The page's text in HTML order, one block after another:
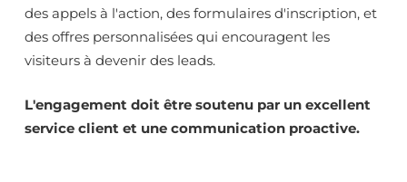
des appels à l'action, des formulaires d'inscription, et
des offres personnalisées qui encouragent les
visiteurs à devenir des leads.
L'engagement doit être soutenu par un excellent
service client et une communication proactive.